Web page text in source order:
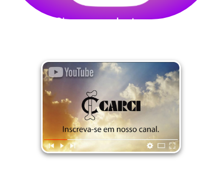
Siga-nos no Instagram